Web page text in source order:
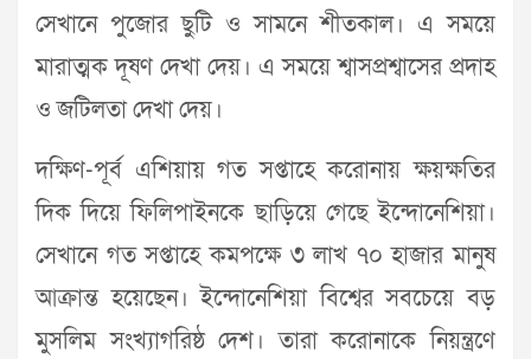
সেখানে পুজোর ছুটি ও সামনে শীতকাল। এ সময়ে
মারাত্মক দূষণ দেখা দেয়। এ সময়ে শ্বাসপ্রশ্বাসের প্রদাহ
ও জটিলতা দেখা দেয়।
দক্ষিণ-পূর্ব এশিয়ায় গত সপ্তাহে করোনায় ক্ষয়ক্ষতির
দিক দিয়ে ফিলিপাইনকে ছাড়িয়ে গেছে ইন্দোনেশিয়া।
সেখানে গত সপ্তাহে কমপক্ষে ৩ লাখ ৭০ হাজার মানুষ
আক্রান্ত হয়েছেন। ইন্দোনেশিয়া বিশ্বের সবচেয়ে বড়
মুসলিম সংখ্যাগরিষ্ঠ দেশ। তারা করোনাকে নিয়ন্ত্রণে